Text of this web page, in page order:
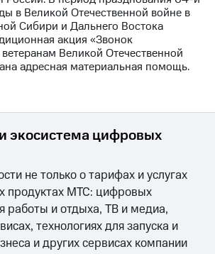
в Великой Отечественной войне в
Сибири и Дальнего Востока
акция «Звонок
Великой Отечественной
адресная материальная помощь.
экосистема цифровых
не только о тарифах и услугах
продуктах МТС: цифровых
работы и отдыха, ТВ и медиа,
технологиях для запуска и
и других сервисах компании